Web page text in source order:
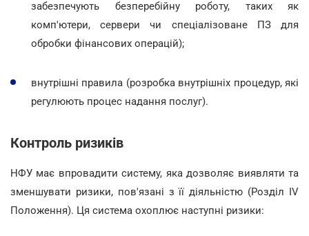
забезпечують безперебійну роботу, таких як
комп'ютери, сервери чи спеціалізоване ПЗ для
обробки фінансових операцій);
внутрішні правила (розробка внутрішніх процедур, які
регулюють процес надання послуг).
Контроль ризиків
НФУ має впровадити систему, яка дозволяє виявляти та
зменшувати ризики, пов'язані з її діяльністю (Розділ IV
Положення). Ця система охоплює наступні ризики: